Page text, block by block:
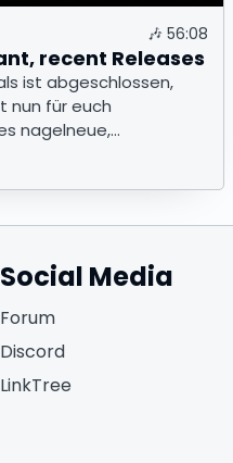
🎶 56:08
recent Releases
ist abgeschlossen,
nun für euch
nagelneue,
Steam in eure Ohren.
Social Media
Forum(öffnet in neuem
Discord(öffnet in neuem
LinkTree(öffnet in neuem